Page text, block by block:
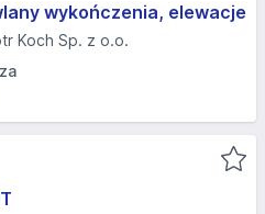
wykończenia, elewacje
Koch Sp. z o.o.